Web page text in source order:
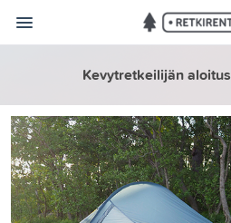
Kevytretkeilijän